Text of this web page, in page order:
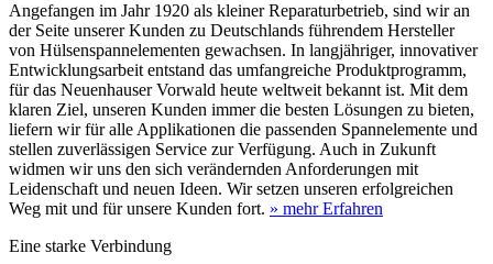
Angefangen im Jahr 1920 als kleiner Reparaturbetrieb, sind wir an
der Seite unserer Kunden zu Deutschlands führendem Hersteller
von Hülsenspannelementen gewachsen. In langjähriger, innovativer
Entwicklungsarbeit entstand das umfangreiche Produktprogramm,
für das Neuenhauser Vorwald heute weltweit bekannt ist. Mit dem
klaren Ziel, unseren Kunden immer die besten Lösungen zu bieten,
liefern wir für alle Applikationen die passenden Spannelemente und
stellen zuverlässigen Service zur Verfügung. Auch in Zukunft
widmen wir uns den sich verändernden Anforderungen mit
Leidenschaft und neuen Ideen. Wir setzen unseren erfolgreichen
Weg mit und für unsere Kunden fort. » mehr Erfahren
Eine starke Verbindung